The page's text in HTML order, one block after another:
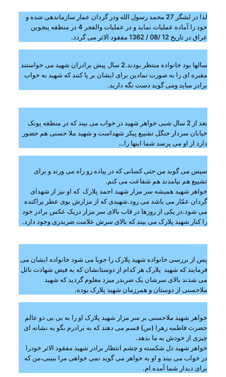
لذا در لشگر 27 محمد رسول الله ودر گردان عمار سازماندهی شده و
خود را آماده عملیات نماید و در عملیات والفجر 4 در منطقه پنجوین
عراق در تاریخ 12 /08 / 1362 مفقود الاثر می گردد.
سالها بود خانواده منتظر بودند.2 سال پیش برادران شهید می خواستند
مقبره ای را به صورت نمادین برای ایشان بر پا کنند که شهید به خواب
برادر میاید ومی گوید دست نگه دارید.
بعد از 2 سال شبی خواهر شهید در خواب می بیند که در منطقه پونک
خیابان سردار جنگل تشییع پیکر شهداست و شهید ملا حسنی هم حضور
دارد از او می پرسد شما اینها را…
سپس می گوید من حتی کسانی که در پیاده رو راه می ورند و برای
تشییع هم نیامدند هم شفاعت می کنم.
خواهر شهید همیشه سر مزار شهید احمد پلارک که او نیز از شهدای
گردان عمّار می باشد می رود.شهیدی که از مزارش بوی عطر پراکنده
می شود.در یکی از روزها در قاب بالای سر مزار دریک عکس برادر خود
را کنار شهید پلارک می بیند که بالای سرش علامت ضربدری وجود دارد.
پس از بررسی خانواده شهید پلارک را جویا می شود خانواده ایشان می
فرمایند که شهید پلارک هر کدام از دوستانشان که به فیض شهادت نائل
می شدند بالای سرشان یک ضربدر میزد معلوم گردید که شهید
ملاحسنی از دوستان و همرزمان شهید پلارک بوده.
خواهر شهید ملاحسنی بر سر مزار شهید پلارک او را به بی بی دو عالم
حضرت فاطمه زهرا (س) قسم می دهند که به برادرم بگو یه نشانه ای
چیزی از خودش به ما بدهد.
خواهر شهید دل شکسته و چشم انتظار برادر شهید مفقود الاثر خودرا
در خواب می بیند و او به خواهر می گوید نمی خواهی مرا ببینی،من که
برای دیدار شما آمده ام.